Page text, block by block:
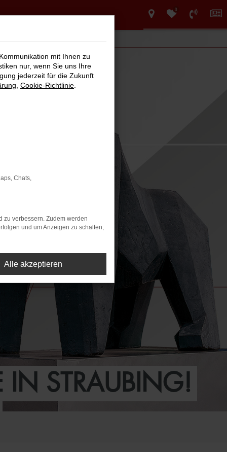
0
IN STRAUBING!
mit Ihnen zu
nur, wenn Sie uns Ihre
jederzeit für die Zukunft
Cookie-Richtlinie
Chats,
zu verbessern. Zudem werden
und um Anzeigen zu schalten,
Alle akzeptieren